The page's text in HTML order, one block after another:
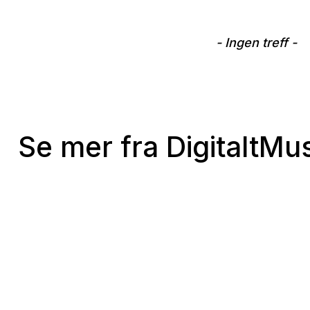
- Ingen treff -
Se mer fra